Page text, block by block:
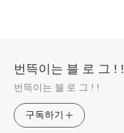
번뜩이는 블 로 그 ! !
번뜩이는 블 로 그 ! !
구독하기